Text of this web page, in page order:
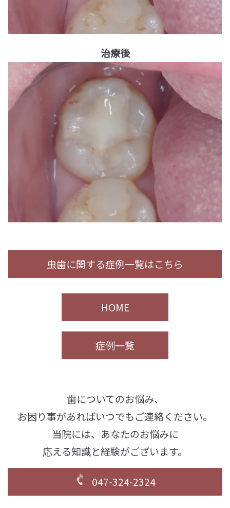
治療後
虫歯に関する症例一覧はこちら
HOME
症例一覧
歯についてのお悩み、
お困り事があればいつでもご連絡ください。
当院には、あなたのお悩みに
応える知識と経験がございます。
047-324-2324